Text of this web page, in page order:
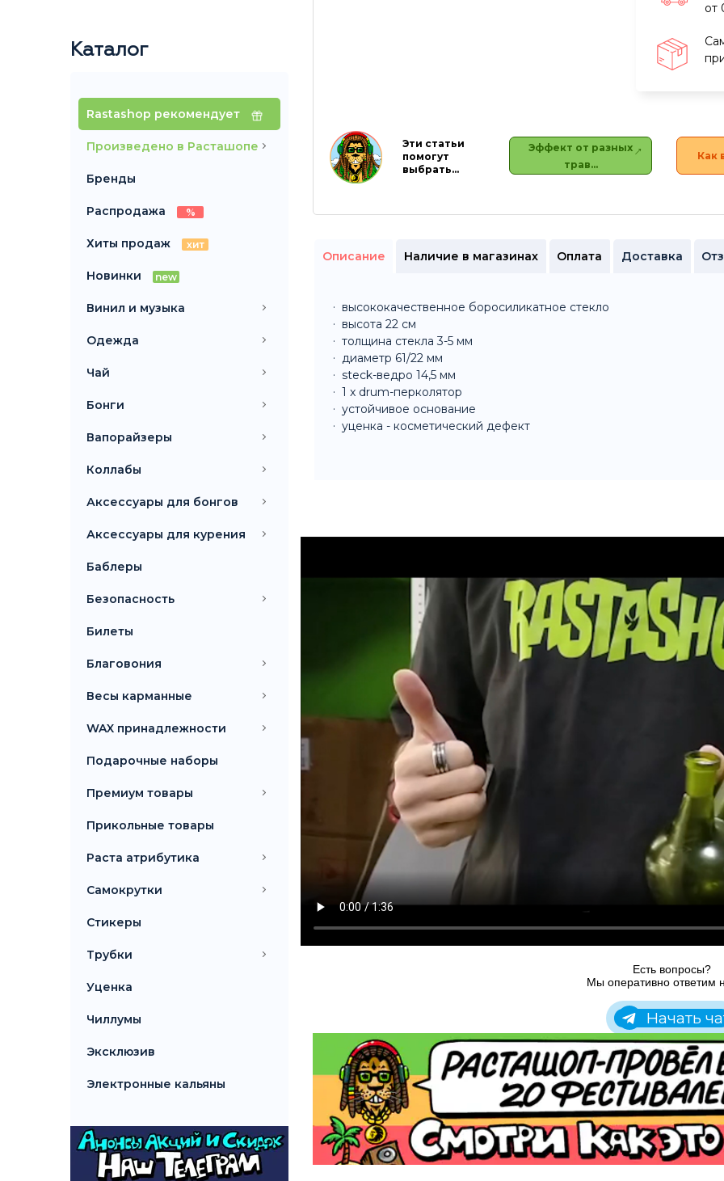
Каталог
Rastashop рекомендует
Произведено в Расташопе
Бренды
Распродажа %
Хиты продаж хит
Новинки new
Винил и музыка
Одежда
Чай
Бонги
Вапорайзеры
Коллабы
Аксессуары для бонгов
Аксессуары для курения
Баблеры
Безопасность
Билеты
Благовония
Весы карманные
WAX принадлежности
Подарочные наборы
Премиум товары
Прикольные товары
Раста атрибутика
Самокрутки
Стикеры
Трубки
Уценка
Чиллумы
Эксклюзив
Электронные кальяны
от
Эти статьи
помогут
выбрать…
Эффект от разных
трав…
Как
Описание
высококачественное боросиликатное стекло
высота 22 см
толщина стекла 3-5 мм
диаметр 61/22 мм
steck-ведро 14,5 мм
1 x drum-перколятор
устойчивое основание
уценка - косметический дефект
Наличие в магазинах Оплата Доставка
Есть вопросы?
Мы оперативно ответим
Начать